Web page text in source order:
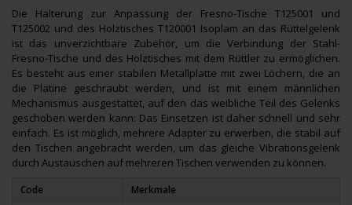
Die Halterung zur Anpassung der Fresno-Tische T125001 und
T125002 und des Holztisches T120001 Isoplam an das Rüttelgelenk
ist das unverzichtbare Zubehör, um die Verbindung der Stahl-
Fresno-Tische und des Holztisches mit dem Rüttler zu ermöglichen.
Es besteht aus einer stabilen Metallplatte mit zwei Löchern, die an
die Platine geschraubt werden, und ist mit einem männlichen
Mechanismus ausgestattet, auf den das weibliche Teil des Gelenks
geschoben werden kann: Das Einsetzen ist daher schnell und sehr
einfach. Es ist möglich, mehrere Adapter zu erwerben, die stabil auf
den Tischen angebracht werden, um das gleiche Vibrationsgelenk
durch Austauschen auf mehreren Tischen verwenden zu können.
Code
Merkmale